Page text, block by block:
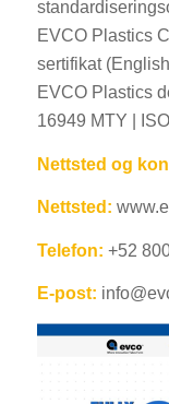
EVCO Plastics
sertifikat
EVCO Plastics
16949 MTY |
Nettsted og
Nettsted:
Telefon: +52
E-post: